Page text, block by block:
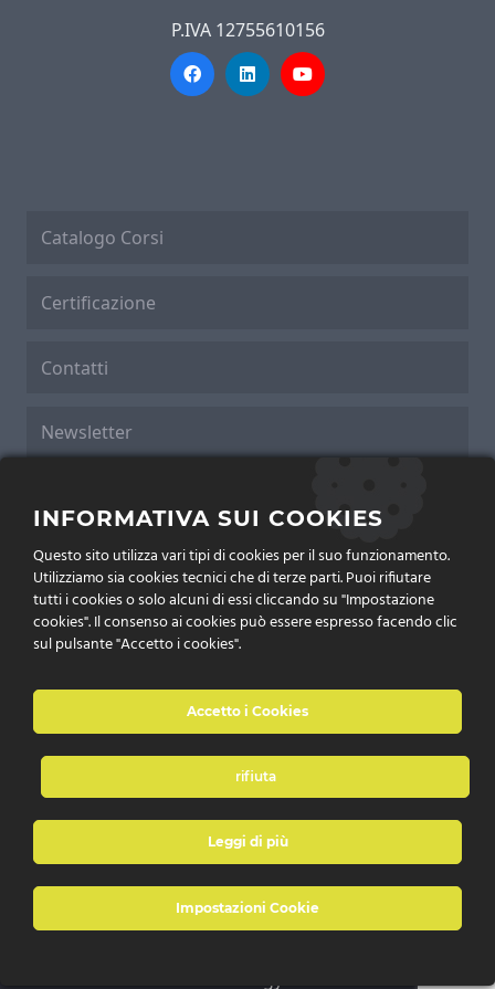
P.IVA 12755610156
Catalogo Corsi
Certificazione
Contatti
Newsletter
Privacy Policy
è un marchio di P&P Technology Srl
INFORMATIVA SUI COOKIES
Questo sito utilizza vari tipi di cookies per il suo funzionamento.
Utilizziamo sia cookies tecnici che di terze parti. Puoi rifiutare
tutti i cookies o solo alcuni di essi cliccando su "Impostazione
cookies". Il consenso ai cookies può essere espresso facendo clic
sul pulsante "Accetto i cookies".
Accetto i Cookies
rifiuta
Leggi di più
Impostazioni Cookie